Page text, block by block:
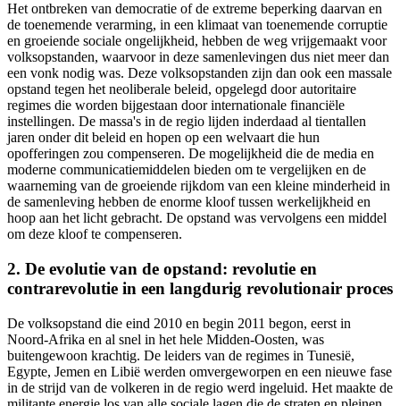
Het ontbreken van democratie of de extreme beperking daarvan en
de toenemende verarming, in een klimaat van toenemende corruptie
en groeiende sociale ongelijkheid, hebben de weg vrijgemaakt voor
volksopstanden, waarvoor in deze samenlevingen dus niet meer dan
een vonk nodig was. Deze volksopstanden zijn dan ook een massale
opstand tegen het neoliberale beleid, opgelegd door autoritaire
regimes die worden bijgestaan door internationale financiële
instellingen. De massa's in de regio lijden inderdaad al tientallen
jaren onder dit beleid en hopen op een welvaart die hun
opofferingen zou compenseren. De mogelijkheid die de media en
moderne communicatiemiddelen bieden om te vergelijken en de
waarneming van de groeiende rijkdom van een kleine minderheid in
de samenleving hebben de enorme kloof tussen werkelijkheid en
hoop aan het licht gebracht. De opstand was vervolgens een middel
om deze kloof te compenseren.
2. De evolutie van de opstand: revolutie en
contrarevolutie in een langdurig revolutionair proces
De volksopstand die eind 2010 en begin 2011 begon, eerst in
Noord-Afrika en al snel in het hele Midden-Oosten, was
buitengewoon krachtig. De leiders van de regimes in Tunesië,
Egypte, Jemen en Libië werden omvergeworpen en een nieuwe fase
in de strijd van de volkeren in de regio werd ingeluid. Het maakte de